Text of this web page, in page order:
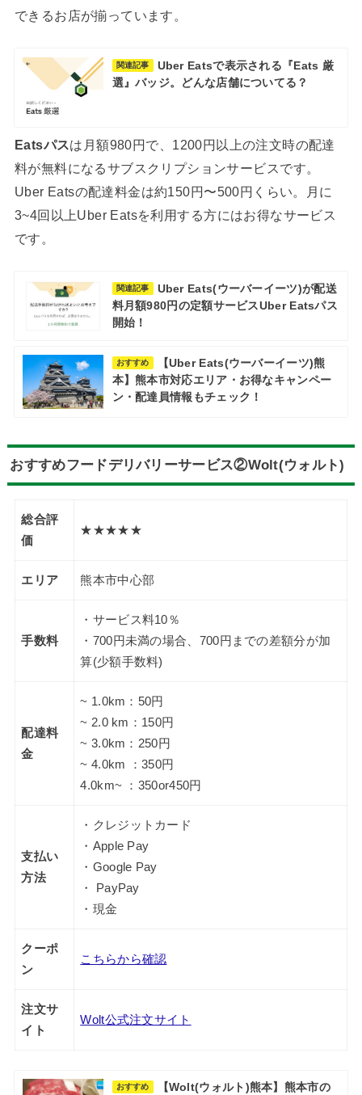
できるお店が揃っています。
関連記事
Uber Eatsで表示される『Eats 厳
選』バッジ。どんな店舗についてる？
Eatsパスは月額980円で、1200円以上の注文時の配達
料が無料になるサブスクリプションサービスです。
Uber Eatsの配達料金は約150円〜500円くらい。月に
3~4回以上Uber Eatsを利用する方にはお得なサービス
です。
関連記事
Uber Eats(ウーバーイーツ)が配送
料月額980円の定額サービスUber Eatsパス
開始！
おすすめ
【Uber Eats(ウーバーイーツ)熊
本】熊本市対応エリア・お得なキャンペー
ン・配達員情報もチェック！
おすすめフードデリバリーサービス②Wolt(ウォルト)
総合評
価
★★★★★
エリア 熊本市中心部
手数料
・サービス料10％
・700円未満の場合、700円までの差額分が加
算(少額手数料)
配達料
金
~ 1.0km：50円
~ 2.0 km：150円
~ 3.0km：250円
~ 4.0km ：350円
4.0km~ ：350or450円
支払い
方法
・クレジットカード
・Apple Pay
・Google Pay
・ PayPay
・現金
クーポ
ン
こちらから確認
注文サ
イト
Wolt公式注文サイト
おすすめ
【Wolt(ウォルト)熊本】熊本市の